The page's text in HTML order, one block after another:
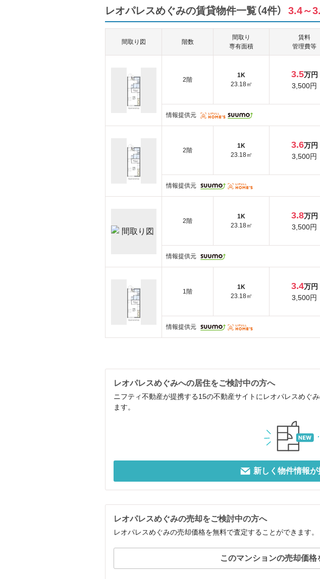
レオパレスめぐみの賃貸物件一覧（4件） 3.4～
間取り図 階数
間取り
専有面積
賃料
管理費等
2階
1K
23.18㎡
3.5万円
3,500円
情報提供元
2階
1K
23.18㎡
3.6万円
3,500円
情報提供元
2階
1K
23.18㎡
3.8万円
3,500円
情報提供元
1階
1K
23.18㎡
3.4万円
3,500円
情報提供元
レオパレスめぐみへの居住をご検討中の方へ
ニフティ不動産が提携する15の不動産サイトにレオパレスめぐ
ます。
新しく物件情報
レオパレスめぐみの売却をご検討中の方へ
レオパレスめぐみの売却価格を無料で査定することができます。
このマンションの売却価格